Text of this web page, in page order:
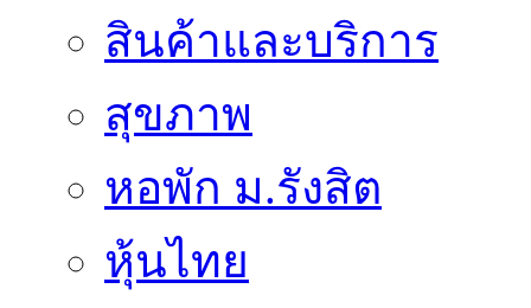
สินค้าและบริการ
สุขภาพ
หอพัก ม.รังสิต
หุ้นไทย